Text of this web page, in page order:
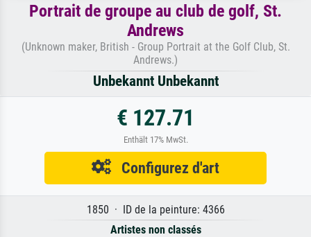
Portrait de groupe au club de golf, St.
Andrews
(Unknown maker, British - Group Portrait at the Golf Club, St.
Andrews.)
Unbekannt Unbekannt
€ 127.71
Enthält 17% MwSt.
Configurez d'art
1850 · ID de la peinture: 4366
Artistes non classés